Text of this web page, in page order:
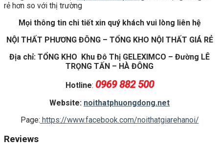
rẻ hơn so với thị trường
Mọi thông tin chi tiết xin quý khách vui lòng liên hệ
NỘI THẤT PHƯƠNG ĐÔNG – TỔNG KHO NỘI THẤT GIÁ RẺ
Địa chỉ: TỔNG KHO Khu Đô Thị GELEXIMCO – Đường LÊ
TRỌNG TẤN – HÀ ĐÔNG
Hotline: 0969 882 500
Website: noithatphuongdong.net
Page: https://www.facebook.com/noithatgiarehanoi/
Reviews